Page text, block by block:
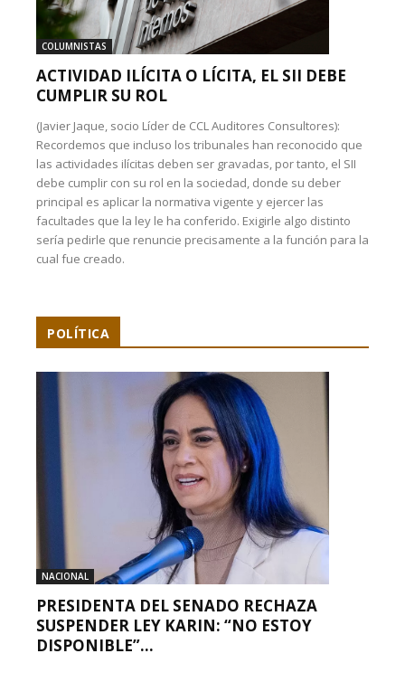
COLUMNISTAS
ACTIVIDAD ILÍCITA O LÍCITA, EL SII DEBE
CUMPLIR SU ROL
(Javier Jaque, socio Líder de CCL Auditores Consultores):
Recordemos que incluso los tribunales han reconocido que
las actividades ilícitas deben ser gravadas, por tanto, el SII
debe cumplir con su rol en la sociedad, donde su deber
principal es aplicar la normativa vigente y ejercer las
facultades que la ley le ha conferido. Exigirle algo distinto
sería pedirle que renuncie precisamente a la función para la
cual fue creado.
POLÍTICA
NACIONAL
PRESIDENTA DEL SENADO RECHAZA
SUSPENDER LEY KARIN: “NO ESTOY
DISPONIBLE”...